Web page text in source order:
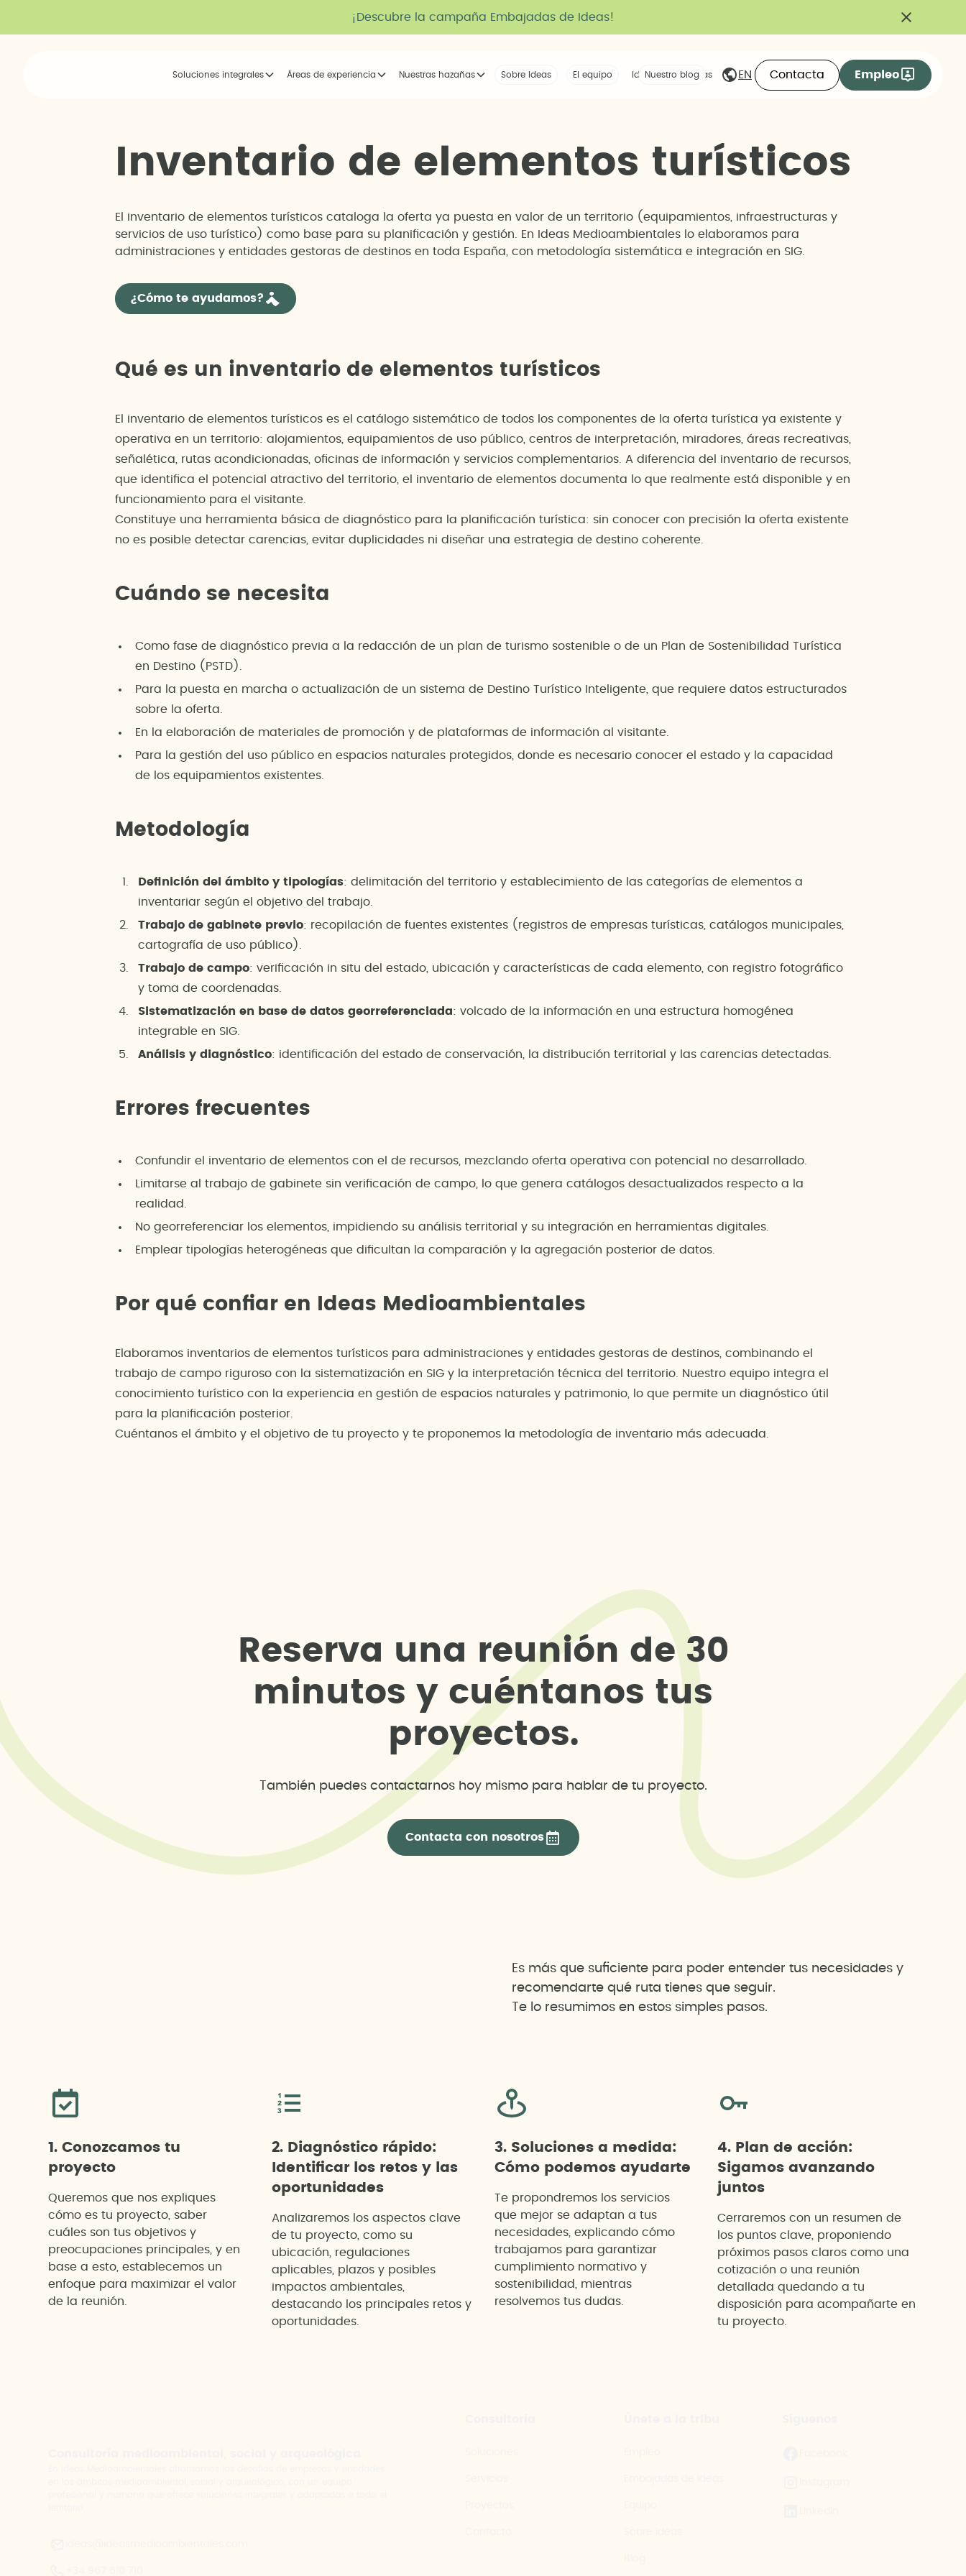
¡Descubre la campaña Embajadas de Ideas!
Soluciones integrales Áreas de experiencia Nuestras hazañas Nuestra voz
Sobre Ideas La tribu
El equipo Ideas compartidas
Nuestro blog EN Contacta Empleo
nventario d e e ementos turísticos
El inventario de elementos turísticos cataloga la oferta ya puesta en valor de un territorio (equipamientos, infraestructuras y
servicios de uso turístico) como base para su planificación y gestión. En Ideas Medioambientales lo elaboramos para
administraciones y entidades gestoras de destinos en toda España, con metodología sistemática e integración en SIG.
¿Cómo te ayudamos?
Qué es un inventario de elementos turísticos
El inventario de elementos turísticos es el catálogo sistemático de todos los componentes de la oferta turística ya existente y
operativa en un territorio: alojamientos, equipamientos de uso público, centros de interpretación, miradores, áreas recreativas,
señalética, rutas acondicionadas, oficinas de información y servicios complementarios. A diferencia del inventario de recursos,
que identifica el potencial atractivo del territorio, el inventario de elementos documenta lo que realmente está disponible y en
funcionamiento para el visitante.
Constituye una herramienta básica de diagnóstico para la planificación turística: sin conocer con precisión la oferta existente
no es posible detectar carencias, evitar duplicidades ni diseñar una estrategia de destino coherente.
Cuándo se necesita
Como fase de diagnóstico previa a la redacción de un plan de turismo sostenible o de un Plan de Sostenibilidad Turística
en Destino (PSTD).
Para la puesta en marcha o actualización de un sistema de Destino Turístico Inteligente, que requiere datos estructurados
sobre la oferta.
En la elaboración de materiales de promoción y de plataformas de información al visitante.
Para la gestión del uso público en espacios naturales protegidos, donde es necesario conocer el estado y la capacidad
de los equipamientos existentes.
Metodología
Definición del ámbito y tipologías: delimitación del territorio y establecimiento de las categorías de elementos a
inventariar según el objetivo del trabajo.
Trabajo de gabinete previo: recopilación de fuentes existentes (registros de empresas turísticas, catálogos municipales,
cartografía de uso público).
Trabajo de campo: verificación in situ del estado, ubicación y características de cada elemento, con registro fotográfico
y toma de coordenadas.
Sistematización en base de datos georreferenciada: volcado de la información en una estructura homogénea
integrable en SIG.
Análisis y diagnóstico: identificación del estado de conservación, la distribución territorial y las carencias detectadas.
Errores frecuentes
Confundir el inventario de elementos con el de recursos, mezclando oferta operativa con potencial no desarrollado.
Limitarse al trabajo de gabinete sin verificación de campo, lo que genera catálogos desactualizados respecto a la
realidad.
No georreferenciar los elementos, impidiendo su análisis territorial y su integración en herramientas digitales.
Emplear tipologías heterogéneas que dificultan la comparación y la agregación posterior de datos.
Por qué confiar en Ideas Medioambientales
Elaboramos inventarios de elementos turísticos para administraciones y entidades gestoras de destinos, combinando el
trabajo de campo riguroso con la sistematización en SIG y la interpretación técnica del territorio. Nuestro equipo integra el
conocimiento turístico con la experiencia en gestión de espacios naturales y patrimonio, lo que permite un diagnóstico útil
para la planificación posterior.
Cuéntanos el ámbito y el objetivo de tu proyecto y te proponemos la metodología de inventario más adecuada.
Reserva una reunión de 30
minutos y cuéntanos tus
proyectos.
También puedes contactarnos hoy mismo para hablar de tu proyecto.
Contacta con nosotros
Es más que suficiente para poder entender tus necesidades y
recomendarte qué ruta tienes que seguir.
Te lo resumimos en estos simples pasos.
1. Conozcamos tu
proyecto
Queremos que nos expliques
cómo es tu proyecto, saber
cuáles son tus objetivos y
preocupaciones principales, y en
base a esto, establecemos un
enfoque para maximizar el valor
de la reunión.
2. Diagnóstico rápido:
Identificar los retos y las
oportunidades
Analizaremos los aspectos clave
de tu proyecto, como su
ubicación, regulaciones
aplicables, plazos y posibles
impactos ambientales,
destacando los principales retos y
oportunidades.
3. Soluciones a medida:
Cómo podemos ayudarte
Te propondremos los servicios
que mejor se adaptan a tus
necesidades, explicando cómo
trabajamos para garantizar
cumplimiento normativo y
sostenibilidad, mientras
resolvemos tus dudas.
4. Plan de acción:
Sigamos avanzando
juntos
Cerraremos con un resumen de
los puntos clave, proponiendo
próximos pasos claros como una
cotización o una reunión
detallada quedando a tu
disposición para acompañarte en
tu proyecto.